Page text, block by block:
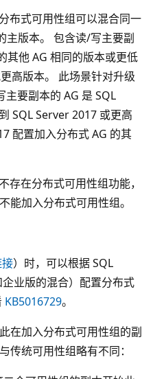
布式可用性组可以混合同一
主版本。 包含读/写主要副
其他 AG 相同的版本或更低
高版本。 此场景针对升级
要副本的 AG 是 SQL
SQL Server 2017 或更高
配置加入分布式 AG 的其
存在分布式可用性组功能，
能加入分布式可用性组。
）时，可以根据 SQL
业版的混合）配置分布式
KB5016729。
在加入分布式可用性组的副
传统可用性组略有不同：